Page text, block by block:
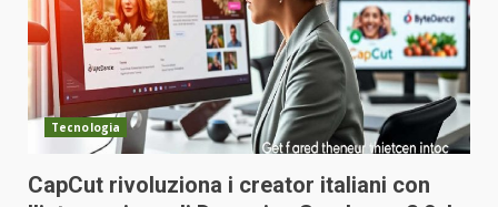
Tecnologia
CapCut rivoluziona i creator italiani con